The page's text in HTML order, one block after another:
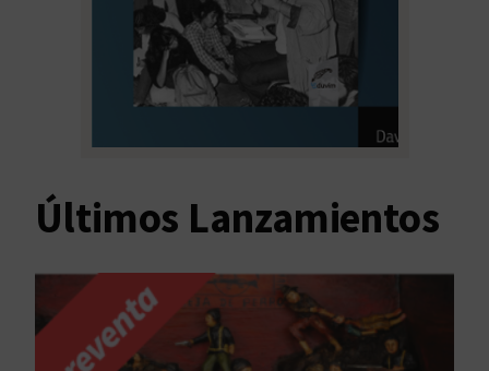
Últimos Lanzamientos